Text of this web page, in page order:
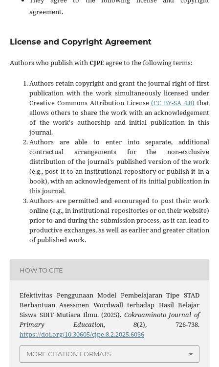
agreement.
License and Copyright Agreement
Authors who publish withCJPEagree to the following terms:
Authors retain copyright and grant the journal right of first
publication with the work simultaneously licensed under
Creative Commons Attribution License(CC BY-SA 4.0) that
allows others to share the work with an acknowledgement
of the work's authorship and initial publication in this
journal.
Authors are able to enter into separate, additional
contractual arrangements for the non-exclusive
distribution of the journal's published version of the work
(e.g., post it to an institutional repository or publish it in a
book), with an acknowledgement of its initial publication in
this journal.
Authors are permitted and encouraged to post their work
online (e.g., in institutional repositories or on their website)
prior to and during the submission process, as it can lead to
productive exchanges, as well as earlier and greater citation
of published work.
HOW TO CITE
Efektivitas Penggunaan Model Pembelajaran Tipe STAD
Berbantuan Asessmen Wordwall terhadap Hasil Belajar
Siswa SDIT Mutiara Ilmu. (2025). Cokroaminoto Journal of
Primary Education,8(2), 726-738.
https://doi.org/10.30605/cjpe.8.2.2025.6036
MORE CITATION FORMATS